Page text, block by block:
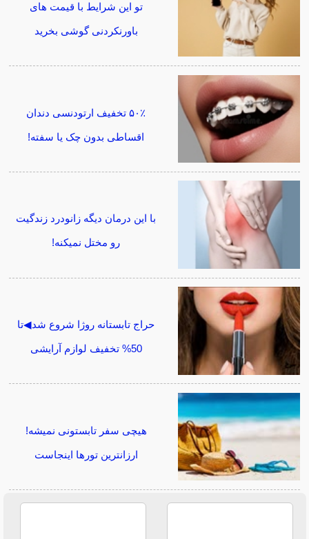
تو این شرایط با قیمت های
باورنکردنی گوشی بخرید
۵۰٪ تخفیف ارتودنسی دندان
اقساطی بدون چک یا سفته!
با این درمان دیگه زانودرد زندگیت
رو مختل نمیکنه!
حراج تابستانه روژا شروع شد◀تا
50% تخفیف لوازم آرایشی
هیچی سفر تابستونی نمیشه!
ارزانترین تورها اینجاست